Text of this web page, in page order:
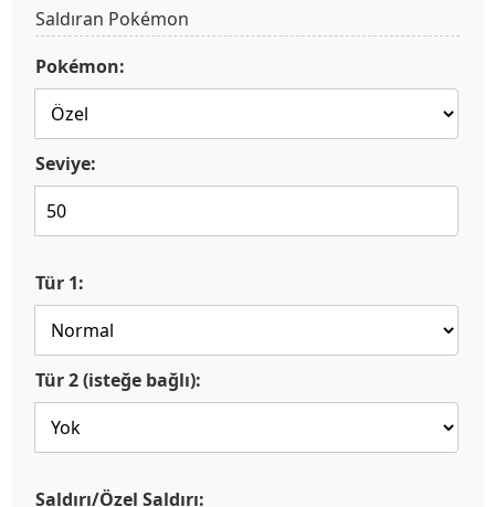
Saldıran Pokémon
Pokémon:
Seviye:
Tür 1:
Tür 2 (isteğe bağlı):
Saldırı/Özel Saldırı: